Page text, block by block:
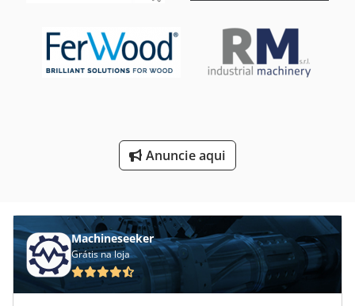
Máquinas De Aplainar
Máquinas De Enfardar
Máquinas De PerfuraçãoAnuncie aqui
Machineseeker
Grátis na loja